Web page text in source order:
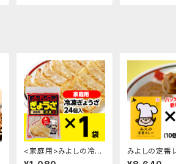
<家庭用>みよしの冷凍
生ぎょうざ×1袋
みよしの定番
レー/10パック